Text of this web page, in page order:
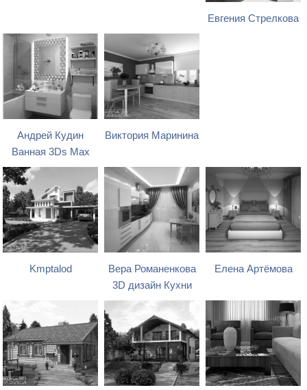
Евгения Стрелкова
Андрей Кудин
Ванная 3Ds Max
Виктория Маринина
Kmptalod
Вера Романенкова
3D дизайн Кухни
Елена Артёмова